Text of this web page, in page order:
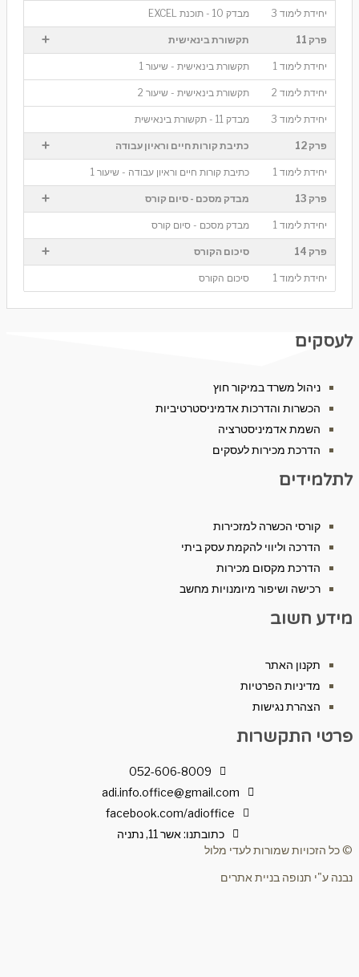
יחידת לימוד 3 מבדק 10 - תוכנת EXCEL
תקשורת בינאישית
יחידת לימוד 1 תקשורת בינאישית - שיעור 1
יחידת לימוד 2 תקשורת בינאישית - שיעור 2
יחידת לימוד 3 מבדק 11 - תקשורת בינאישית
כתיבת קורות חיים וראיון עבודה
יחידת לימוד 1 כתיבת קורות חיים וראיון עבודה - שיעור 1
מבדק מסכם - סיום קורס
יחידת לימוד 1 מבדק מסכם - סיום קורס
סיכום הקורס
יחידת לימוד 1 סיכום הקורס
ניהול משרד במיקור חוץ
הכשרות והדרכות אדמיניסטרטיביות
השמת אדמיניסטרציה
הדרכת מכירות לעסקים
קורסי הכשרה למזכירות
הדרכה וליווי להקמת עסק ביתי
הדרכת מקסום מכירות
רכישה ושיפור מיומנויות מחשב
חשוב
תקנון האתר
מדיניות הפרטיות
הצהרת נגישות
התקשרות
052-606-8009
adi.info.office@gmail.com
facebook.com/adioffice
כתובתנו: אשר 11, נתניה
שמורות לעדי מלול
ע"י תנופה בניית אתרים